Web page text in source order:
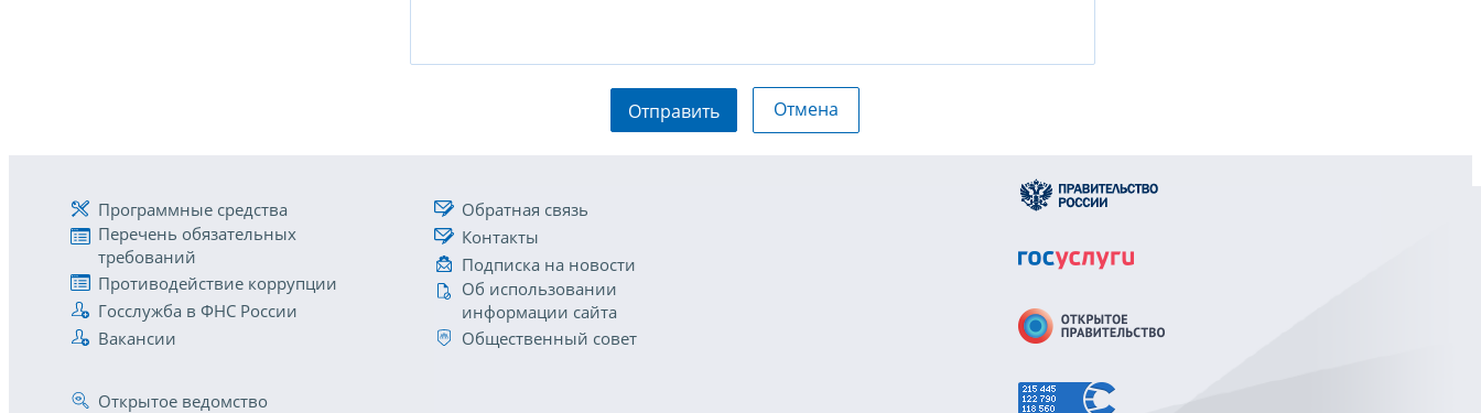
Отправить Отмена
Программные средства
Перечень обязательных
требований
Противодействие коррупции
Госслужба в ФНС России
Вакансии
Обратная связь
Контакты
Подписка на новости
Об использовании
информации сайта
Общественный совет
Открытое ведомство